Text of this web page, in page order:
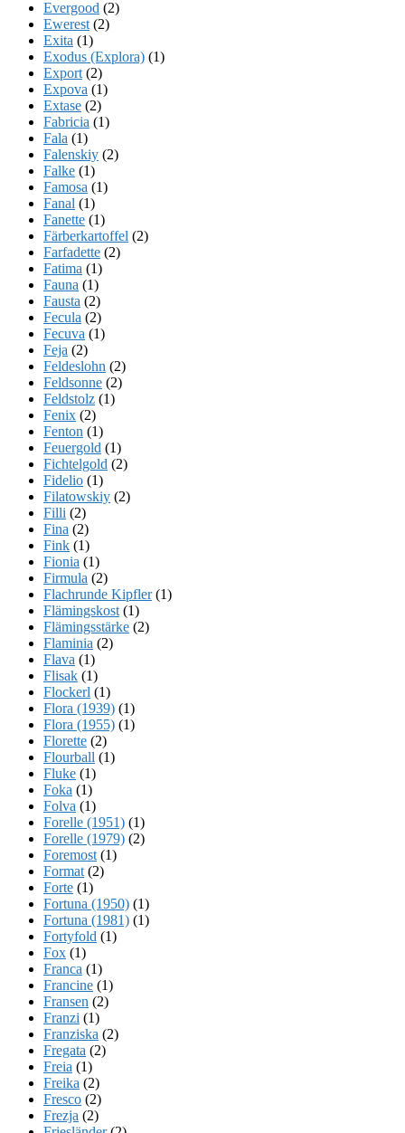
Evergood (2)
Ewerest (2)
Exita (1)
Exodus (Explora) (1)
Export (2)
Expova (1)
Extase (2)
Fabricia (1)
Fala (1)
Falenskiy (2)
Falke (1)
Famosa (1)
Fanal (1)
Fanette (1)
Färberkartoffel (2)
Farfadette (2)
Fatima (1)
Fauna (1)
Fausta (2)
Fecula (2)
Fecuva (1)
Feja (2)
Feldeslohn (2)
Feldsonne (2)
Feldstolz (1)
Fenix (2)
Fenton (1)
Feuergold (1)
Fichtelgold (2)
Fidelio (1)
Filatowskiy (2)
Filli (2)
Fina (2)
Fink (1)
Fionia (1)
Firmula (2)
Flachrunde Kipfler(1)
Flämingskost (1)
Flämingsstärke (2)
Flaminia (2)
Flava (1)
Flisak (1)
Flockerl (1)
Flora (1939) (1)
Flora (1955) (1)
Florette (2)
Flourball (1)
Fluke (1)
Foka (1)
Folva (1)
Forelle (1951) (1)
Forelle (1979) (2)
Foremost (1)
Format (2)
Forte (1)
Fortuna (1950) (1)
Fortuna (1981) (1)
Fortyfold (1)
Fox (1)
Franca (1)
Francine (1)
Fransen (2)
Franzi (1)
Franziska (2)
Fregata (2)
Freia (1)
Freika (2)
Fresco (2)
Frezja (2)